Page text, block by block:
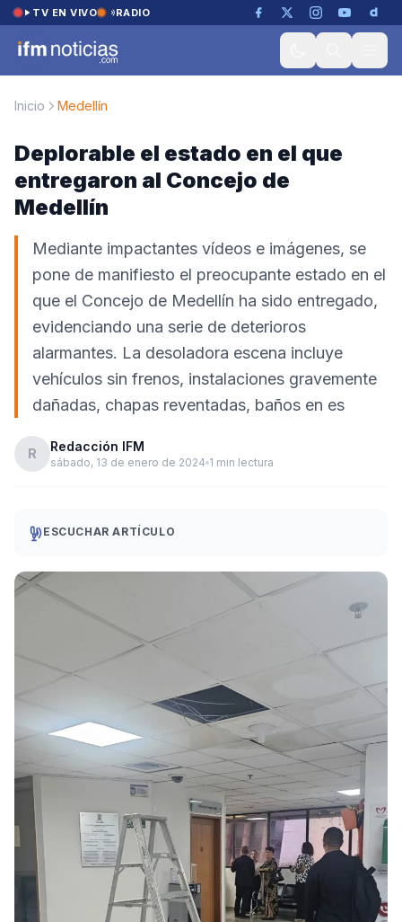
Saltar al contenido
TV EN VIVO RADIO
Inicio Medellín
Deplorable el estado en el que
entregaron al Concejo de
Medellín
Mediante impactantes vídeos e imágenes, se
pone de manifiesto el preocupante estado en el
que el Concejo de Medellín ha sido entregado,
evidenciando una serie de deterioros
alarmantes. La desoladora escena incluye
vehículos sin frenos, instalaciones gravemente
dañadas, chapas reventadas, baños en es
R Redacción IFM
sábado, 13 de enero de 2024 1 min lectura
ESCUCHAR ARTÍCULO